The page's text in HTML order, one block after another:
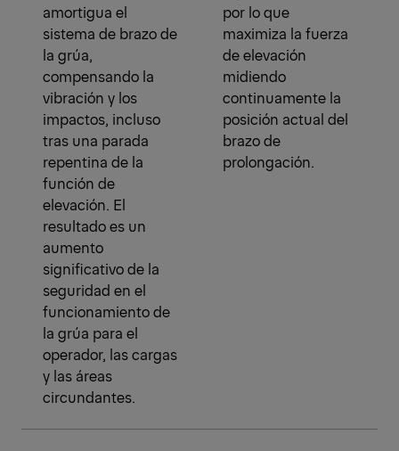
amortigua el
sistema de brazo de
la grúa,
compensando la
vibración y los
impactos, incluso
tras una parada
repentina de la
función de
elevación. El
resultado es un
aumento
significativo de la
seguridad en el
funcionamiento de
la grúa para el
operador, las cargas
y las áreas
circundantes.
por lo que
maximiza la fuerza
de elevación
midiendo
continuamente la
posición actual del
brazo de
prolongación.